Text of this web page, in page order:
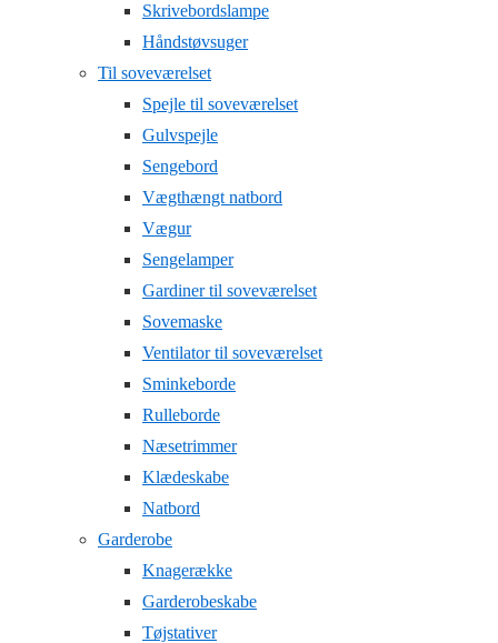
Skrivebordslampe
Håndstøvsuger
Til soveværelset
Spejle til soveværelset
Gulvspejle
Sengebord
Vægthængt natbord
Vægur
Sengelamper
Gardiner til soveværelset
Sovemaske
Ventilator til soveværelset
Sminkeborde
Rulleborde
Næsetrimmer
Klædeskabe
Natbord
Garderobe
Knagerække
Garderobeskabe
Tøjstativer